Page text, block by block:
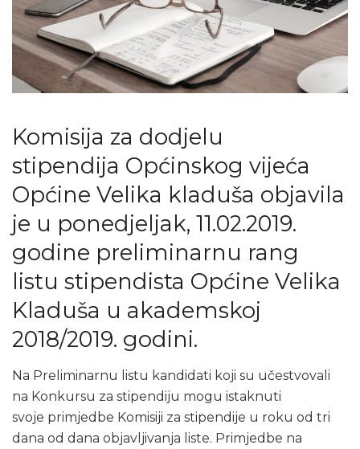
Komisija za dodjelu
stipendija Općinskog vijeća
Općine Velika kladuša objavila
je u ponedjeljak, 11.02.2019.
godine preliminarnu rang
listu stipendista Općine Velika
Kladuša u akademskoj
2018/2019. godini.
Na Preliminarnu listu kandidati koji su učestvovali
na Konkursu za stipendiju mogu istaknuti
svoje primjedbe Komisiji za stipendije u roku od tri
dana od dana objavljivanja liste. Primjedbe na